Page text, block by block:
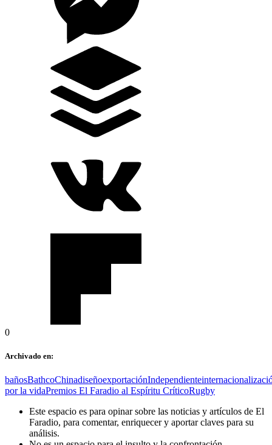
0
Archivado en:
bañosBathcoChinadiseñoexportaciónIndependiente
por la vidaPremios El Faradio al Espíritu CríticoRugby
Este espacio es para opinar sobre las noticias y artículos de El
Faradio, para comentar, enriquecer y aportar claves para su
análisis.